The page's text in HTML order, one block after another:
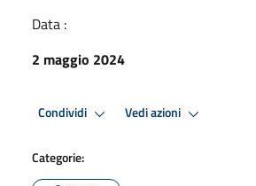
Data :
2 maggio 2024
Condividi Vedi azioni
Categorie: